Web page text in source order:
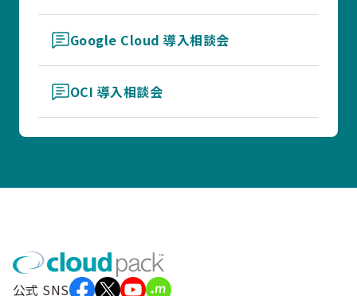
Google Cloud 導入相談会
OCI 導入相談会
公式 SNS